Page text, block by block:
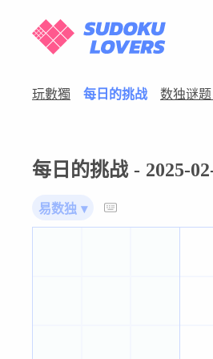
玩數獨 每日的挑战 数独谜
每日的挑战 - 2025-
易数独 ▾